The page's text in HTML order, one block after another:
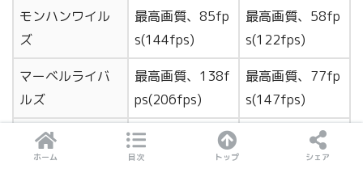
モンハンワイル
ズ
最高画質、85fp
s(144fps)
最高画質、58fp
s(122fps)
マーベルライバ
ルズ
最高画質、138f
ps(206fps)
最高画質、77fp
s(147fps)
ヘルダイバー2
最高画質、131f
ps
最高画質、79fp
ホーム 目次 トップ シェア